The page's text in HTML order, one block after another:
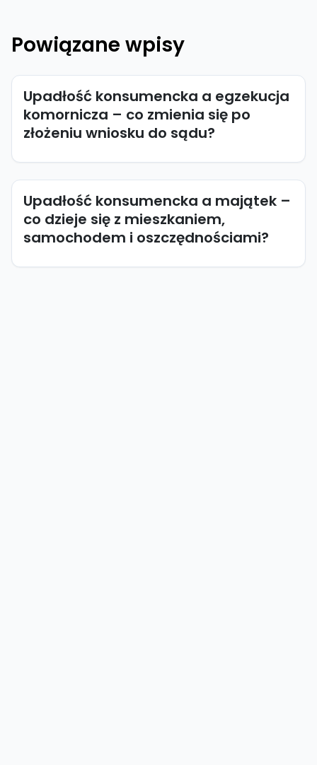
Powiązane wpisy
Upadłość konsumencka a egzekucja
komornicza – co zmienia się po
złożeniu wniosku do sądu?
Upadłość konsumencka a majątek –
co dzieje się z mieszkaniem,
samochodem i oszczędnościami?